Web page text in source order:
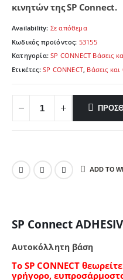
κινητών της SP Connect.
Availability: Σε απόθεμα
Κωδικός προϊόντος: 53155
Κατηγορία:SP CONNECT Βάσεις
Ετικέτες: SP CONNECT, Βάσεις
ADD TO
SP Connect
Αυτοκόλλητη βάση
Το SP CONNECT
γρήγορο,